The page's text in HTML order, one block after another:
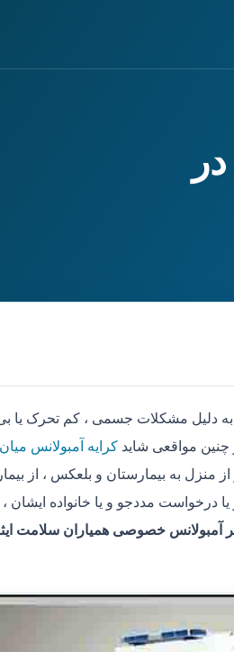
دلیل مشکلات جسمی ، کم تحرک یا
چنین مواقعی شاید کرایه آمبولانس
به بیمارستان و بلعکس ، از
مددجو و یا خانواده ایشان ،